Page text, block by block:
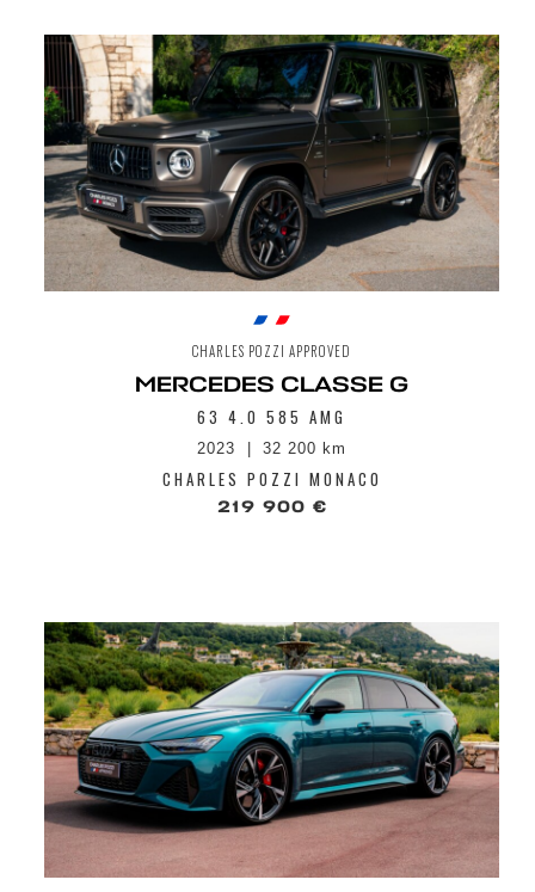
CHARLES POZZI APPROVED
MERCEDES CLASSE G
63 4.0 585 AMG
2023 32 200 km
CHARLES POZZI MONACO
219 900 €